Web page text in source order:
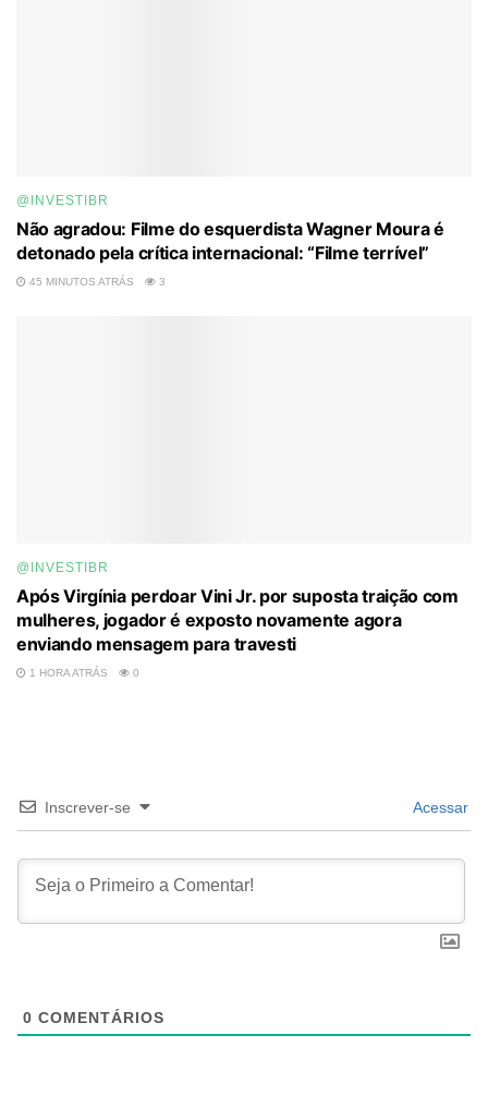
@INVESTIBR
Não agradou: Filme do esquerdista Wagner Moura é
detonado pela crítica internacional: “Filme terrível”
45 MINUTOS ATRÁS 3
@INVESTIBR
Após Virgínia perdoar Vini Jr. por suposta traição com
mulheres, jogador é exposto novamente agora
enviando mensagem para travesti
1 HORA ATRÁS 0
Inscrever-se Acessar
0 COMENTÁRIOS